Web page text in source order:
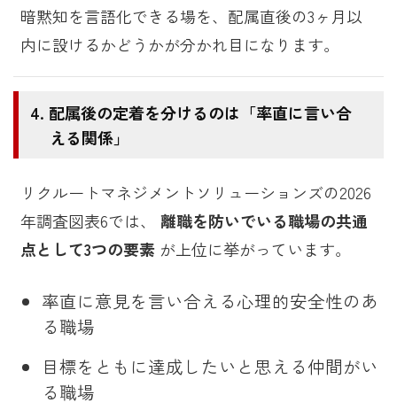
暗黙知を言語化できる場を、配属直後の3ヶ月以
内に設けるかどうかが分かれ目になります。
配属後の定着を分けるのは「率直に言い合
える関係」
リクルートマネジメントソリューションズの2026
年調査図表6では、 離職を防いでいる職場の共通
点として3つの要素 が上位に挙がっています。
率直に意見を言い合える心理的安全性のあ
る職場
目標をともに達成したいと思える仲間がい
る職場